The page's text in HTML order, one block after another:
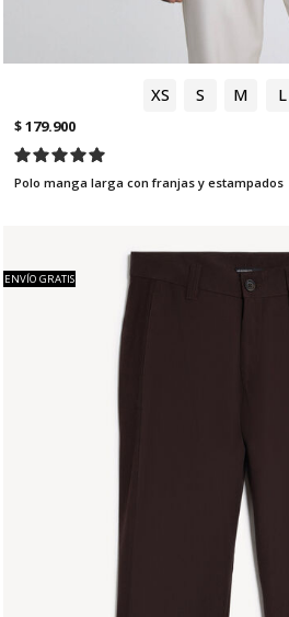
XS S M L
$ 179.900
Polo manga larga con franjas y estampados
ENVÍO GRATIS